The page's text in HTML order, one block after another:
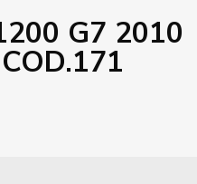
G7 2010